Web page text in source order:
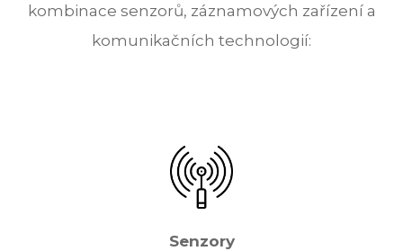
kombinace senzorů, záznamových zařízení a
komunikačních technologií:
Senzory